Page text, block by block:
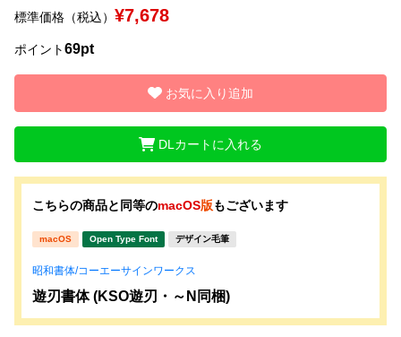
標準価格（税込） ¥7,678
ポイント69pt
お気に入り追加
DLカートに入れる
こちらの商品と同等のmacOS版もございます
macOS Open Type Font デザイン毛筆
昭和書体/コーエーサインワークス
遊刃書体 (KSO遊刃・～N同梱)